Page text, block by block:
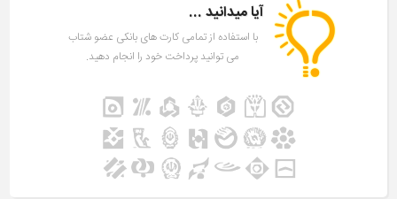
آیا میدانید ...
با استفاده از تمامی کارت های بانکی عضو شتاب
می توانید پرداخت خود را انجام دهید.